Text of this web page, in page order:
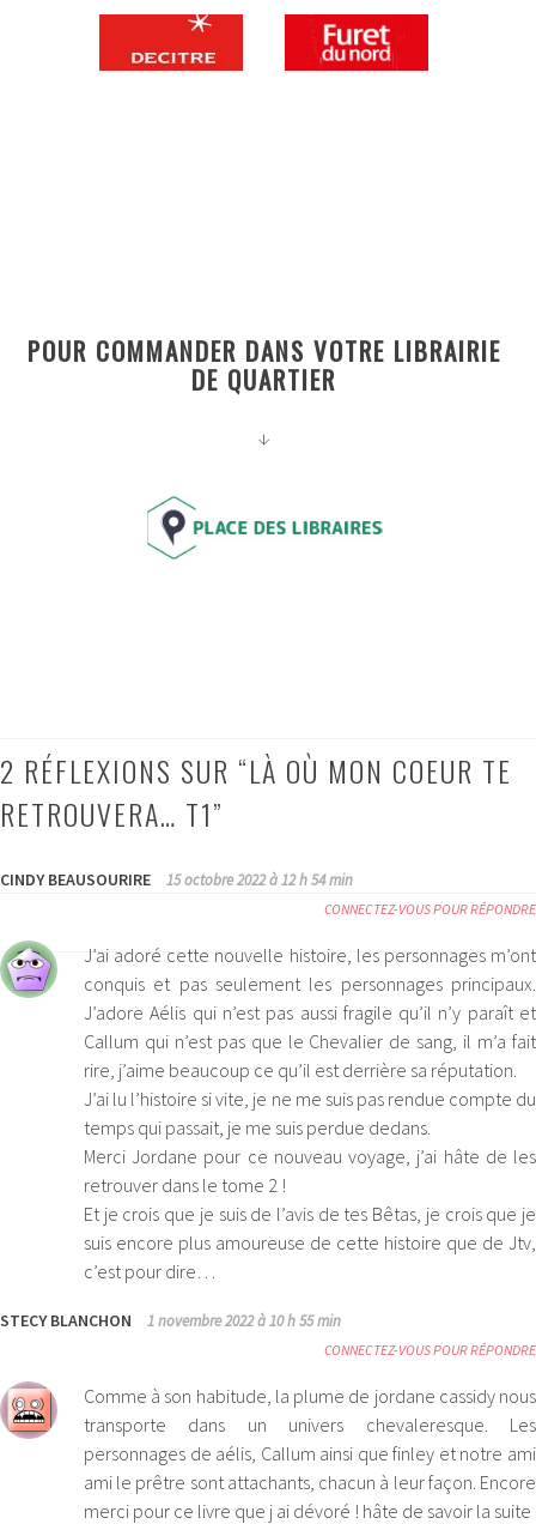
POUR COMMANDER DANS VOTRE LIBRAIRIE
DE QUARTIER
↓
2 RÉFLEXIONS SUR “LÀ OÙ MON COEUR TE
RETROUVERA… T1”
CINDY BEAUSOURIRE 15 octobre 2022 à 12 h 54 min
CONNECTEZ-VOUS POUR RÉPONDRE
J’ai adoré cette nouvelle histoire, les personnages m’ont
conquis et pas seulement les personnages principaux.
J’adore Aélis qui n’est pas aussi fragile qu’il n’y paraît et
Callum qui n’est pas que le Chevalier de sang, il m’a fait
rire, j’aime beaucoup ce qu’il est derrière sa réputation.
J’ai lu l’histoire si vite, je ne me suis pas rendue compte du
temps qui passait, je me suis perdue dedans.
Merci Jordane pour ce nouveau voyage, j’ai hâte de les
retrouver dans le tome 2 !
Et je crois que je suis de l’avis de tes Bêtas, je crois que je
suis encore plus amoureuse de cette histoire que de Jtv,
c’est pour dire…
STECY BLANCHON 1 novembre 2022 à 10 h 55 min
CONNECTEZ-VOUS POUR RÉPONDRE
Comme à son habitude, la plume de jordane cassidy nous
transporte dans un univers chevaleresque. Les
personnages de aélis, Callum ainsi que finley et notre ami
ami le prêtre sont attachants, chacun à leur façon. Encore
merci pour ce livre que j ai dévoré ! hâte de savoir la suite